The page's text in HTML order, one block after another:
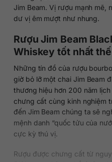
Jim Beam. Vị rượu mạnh mẽ,
dư vị êm mượt như nhung.
Rượu Jim Beam
Whiskey tốt nhất
Những tín đồ của rượu
giờ bỏ lỡ một chai Jim Beam
thương hiệu hơn 200 năm
chưng cất cùng kinh nghiệm
đến Jim Beam chúng ta sẽ
mệnh danh “quốc tửu của
cực kỳ thú vị.
Rượu được chưng cất từ